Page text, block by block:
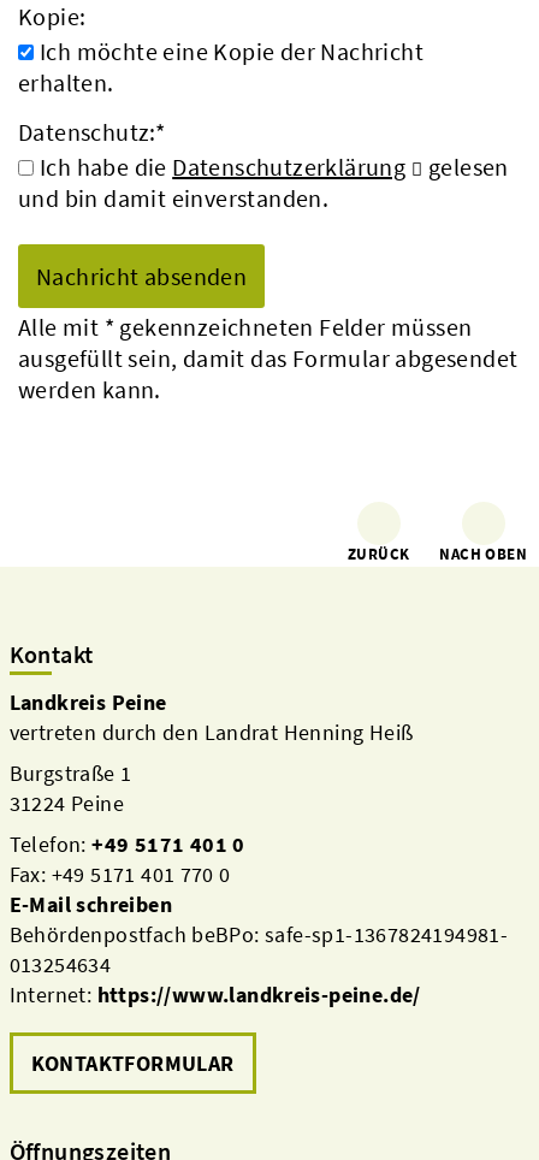
Kopie:
Ich möchte eine Kopie der Nachricht
erhalten.
Datenschutz:*
Ich habe die Datenschutzerklärung
gelesen
und bin damit einverstanden.
Alle mit * gekennzeichneten Felder müssen
ausgefüllt sein, damit das Formular abgesendet
werden kann.
ZURÜCK NACH OBEN
Kontakt
Landkreis Peine
vertreten durch den Landrat Henning Heiß
Burgstraße 1
31224 Peine
Telefon:+49 5171 401 0
Fax: +49 5171 401 770 0
E-Mail schreiben
Behördenpostfach beBPo: safe-sp1-1367824194981-
013254634
Internet: https://www.landkreis-peine.de/
KONTAKTFORMULAR
Öffnungszeiten